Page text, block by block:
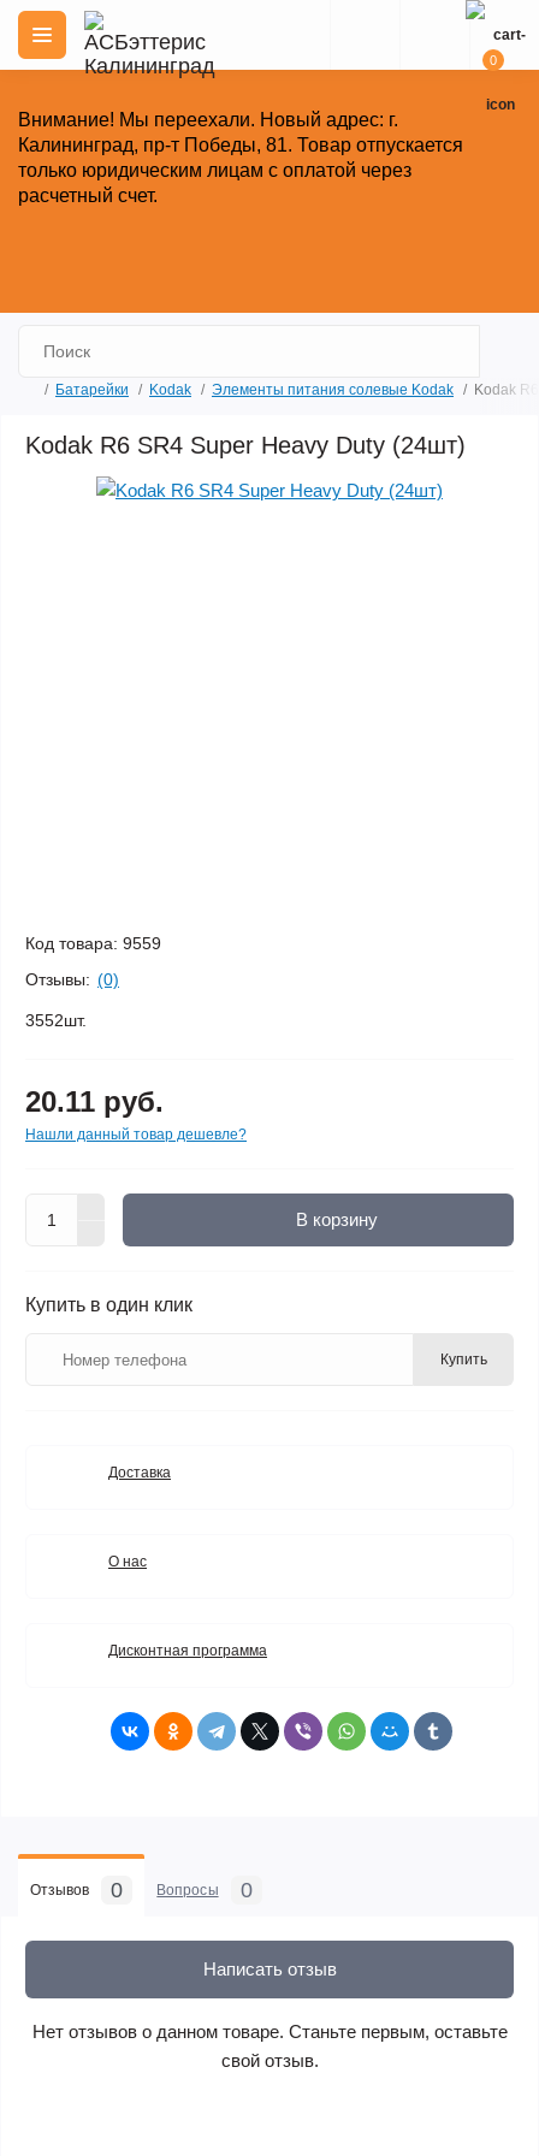
Внимание! Мы переехали. Новый адрес: г.
Калининград, пр-т Победы, 81. Товар отпускается
только юридическим лицам с оплатой через
расчетный счет.
0
Батарейки Kodak Элементы питания солевые Kodak Kodak
Kodak R6 SR4 Super Heavy Duty (24шт)
Код товара: 9559
Отзывы: (0)
3552шт.
20.11 руб.
Нашли данный товар дешевле?
В корзину
Купить в один клик
Купить
Доставка
О нас
Дисконтная программа
Отзывов 0 Вопросы 0
Написать отзыв
Нет отзывов о данном товаре. Станьте первым, оставьте
свой отзыв.